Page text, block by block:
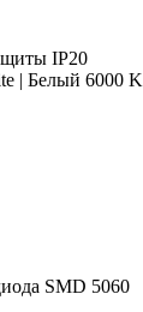
IP20
| Белый 6000 K
SMD 5060